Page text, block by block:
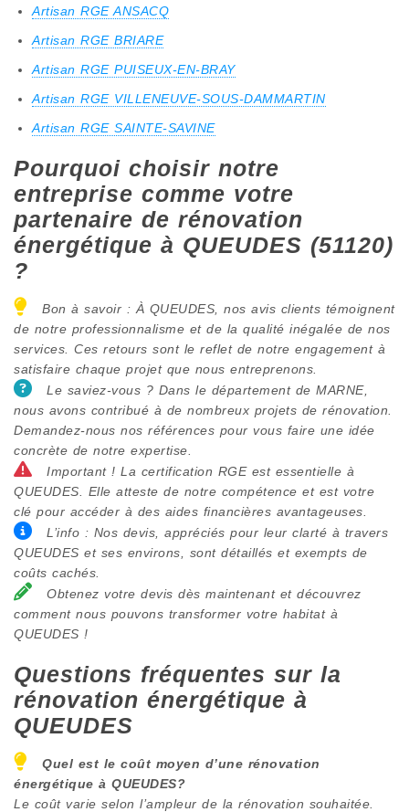
Artisan RGE ANSACQ
Artisan RGE BRIARE
Artisan RGE PUISEUX-EN-BRAY
Artisan RGE VILLENEUVE-SOUS-DAMMARTIN
Artisan RGE SAINTE-SAVINE
Pourquoi choisir notre
entreprise comme votre
partenaire de rénovation
énergétique à QUEUDES (51120)
?
Bon à savoir : À QUEUDES, nos avis clients témoignent
de notre professionnalisme et de la qualité inégalée de nos
services. Ces retours sont le reflet de notre engagement à
satisfaire chaque projet que nous entreprenons.
Le saviez-vous ? Dans le département de MARNE,
nous avons contribué à de nombreux projets de rénovation.
Demandez-nous nos références pour vous faire une idée
concrète de notre expertise.
Important ! La certification RGE est essentielle à
QUEUDES. Elle atteste de notre compétence et est votre
clé pour accéder à des aides financières avantageuses.
L’info : Nos devis, appréciés pour leur clarté à travers
QUEUDES et ses environs, sont détaillés et exempts de
coûts cachés.
Obtenez votre devis dès maintenant et découvrez
comment nous pouvons transformer votre habitat à
QUEUDES !
Questions fréquentes sur la
rénovation énergétique à
QUEUDES
Quel est le coût moyen d’une rénovation
énergétique à QUEUDES?
Le coût varie selon l’ampleur de la rénovation souhaitée.